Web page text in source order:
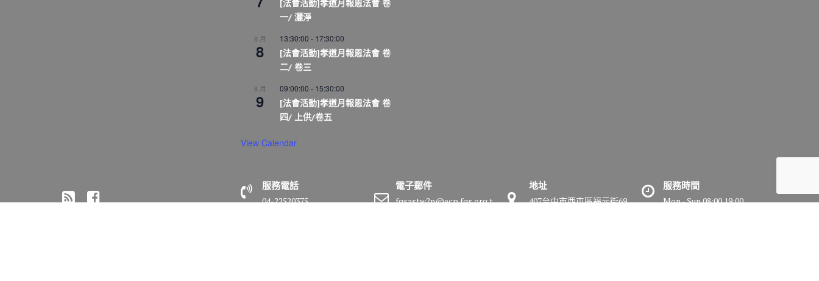
[法會活動]孝道月報恩法會 卷
一/ 灑淨
8 月
8
13:30:00 - 17:30:00
[法會活動]孝道月報恩法會 卷
二/ 卷三
8 月
9
09:00:00 - 15:30:00
[法會活動]孝道月報恩法會 卷
四/ 上供/卷五
View Calendar
服務電話
04-22520375
電子郵件
fgsastw2n@ecp.fgs.org.t
地址
407台中市西屯區福元街69
服務時間
Mon - Sun 08:00 19:00